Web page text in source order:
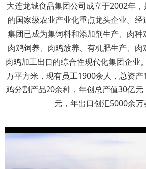
大连龙城食品集团公司成立于2002年
的国家级农业产业化重点龙头企业。经
集团已成为集饲料和添加剂生产、肉种
肉鸡饲养、肉鸡放养、有机肥生产、肉
肉鸡加工出口的综合性现代化集团企业
万平方米，现有员工1900余人，总资
鸡分割产品20余种，年创总产值30亿
元，年出口创汇5000余万